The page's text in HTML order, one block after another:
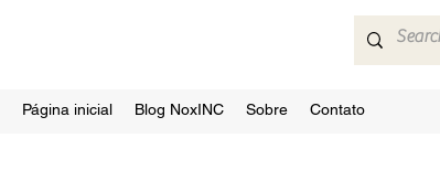
Página inicial Blog NoxINC Sobre Contato